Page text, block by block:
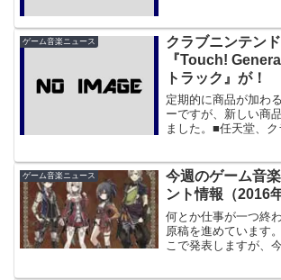
はサントラが付属す
見たからです。まあこ
ゲーム音楽ニュース
クラブニンテン
『Touch!
トラック』が！
定期的に商品が加わ
ーですが、新しい商
ました。■任天堂、
天堂のゲームのサン
Generat...
ゲーム音楽ニュース
今週のゲーム音
ント情報（2016
何とか仕事が一つ終
原稿を進めています
こで発表しますが、